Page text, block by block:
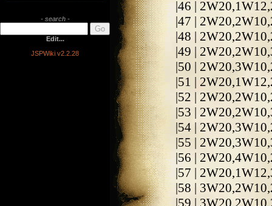
- search -
Edit...
JSPWiki v2.2.28
|46 |
|47 |
|48 |
|49 |
|50 |
|51 |
|52 |
|53 |
|54 |
|55 |
|56 |
|57 |
|58 |
|59 |